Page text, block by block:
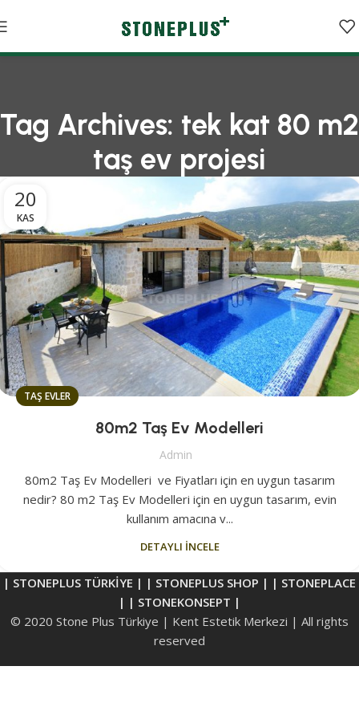
Tag Archives: tek kat 80 m2
taş ev projesi
20
KAS
TAŞ EVLER
80m2 Taş Ev Modelleri
Admin
80m2 Taş Ev Modelleri ve Fiyatları için en uygun tasarım
nedir? 80 m2 Taş Ev Modelleri için en uygun tasarım, evin
kullanım amacına v...
DETAYLI İNCELE
| STONEPLUS TÜRKİYE | | STONEPLUS SHOP | | STONEPLACE
| | STONEKONSEPT |
© 2020 Stone Plus Türkiye | Kent Estetik Merkezi | All rights
reserved